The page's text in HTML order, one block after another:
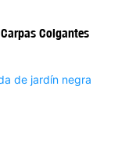
Carpas Colgantes